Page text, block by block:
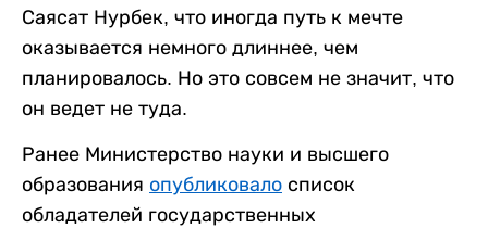
Саясат Нурбек, что иногда путь к мечте
оказывается немного длиннее, чем
планировалось. Но это совсем не значит, что
он ведет не туда.
Ранее Министерство науки и высшего
образования опубликовало список
обладателей государственных